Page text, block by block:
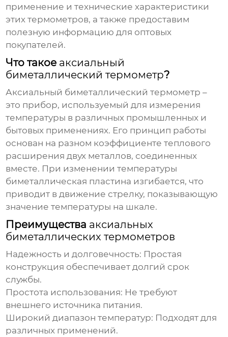
применение и технические характеристики
этих термометров, а также предоставим
полезную информацию для оптовых
покупателей.
Что такое аксиальный
биметаллический термометр?
Аксиальный биметаллический термометр –
это прибор, используемый для измерения
температуры в различных промышленных и
бытовых применениях. Его принцип работы
основан на разном коэффициенте теплового
расширения двух металлов, соединенных
вместе. При изменении температуры
биметаллическая пластина изгибается, что
приводит в движение стрелку, показывающую
значение температуры на шкале.
Преимущества аксиальных
биметаллических термометров
Надежность и долговечность: Простая
конструкция обеспечивает долгий срок
службы.
Простота использования: Не требуют
внешнего источника питания.
Широкий диапазон температур: Подходят для
различных применений.